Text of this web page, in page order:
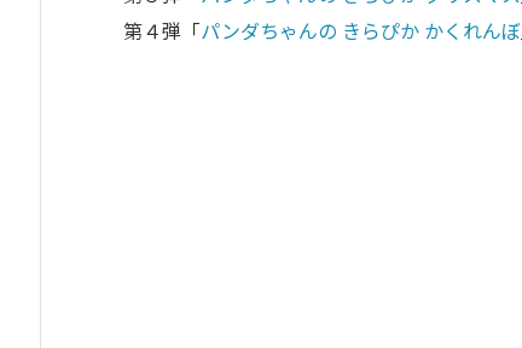
第４弾「パンダちゃんの きらぴか かくれんぼ